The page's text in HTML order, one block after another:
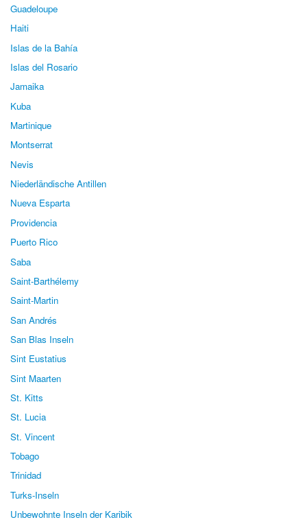
Guadeloupe
Haiti
Islas de la Bahía
Islas del Rosario
Jamaika
Kuba
Martinique
Montserrat
Nevis
Niederländische Antillen
Nueva Esparta
Providencia
Puerto Rico
Saba
Saint-Barthélemy
Saint-Martin
San Andrés
San Blas Inseln
Sint Eustatius
Sint Maarten
St. Kitts
St. Lucia
St. Vincent
Tobago
Trinidad
Turks-Inseln
Unbewohnte Inseln der Karibik